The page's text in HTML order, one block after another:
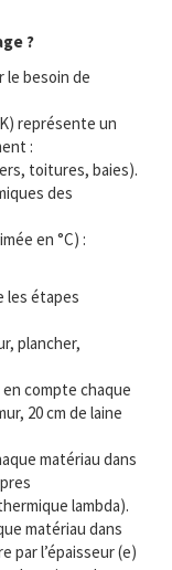
?
le besoin de
représente un
:
toitures, baies).
des
en °C) :
les étapes
plancher,
compte chaque
20 cm de laine
matériau dans
lambda).
matériau dans
par l’épaisseur (e)